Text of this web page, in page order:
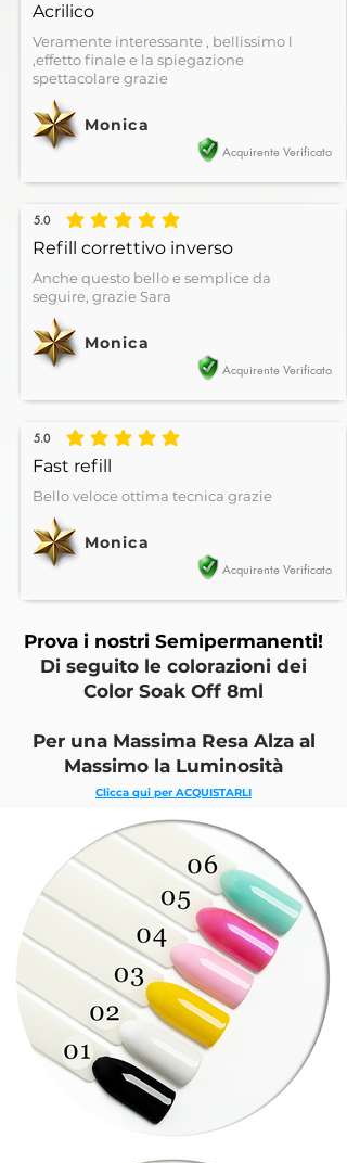
Acrilico
Veramente interessante , bellissimo l
,effetto finale e la spiegazione
spettacolare grazie
Monica
Acquirente Verificato
5.0
la valutazione media è 5 su 5
Refill correttivo inverso
Anche questo bello e semplice da
seguire, grazie Sara
Monica
Acquirente Verificato
5.0
la valutazione media è 5 su 5
Fast refill
Bello veloce ottima tecnica grazie
Monica
Acquirente Verificato
Prova i nostri Semipermanenti!
Di seguito le colorazioni dei
Color Soak Off 8ml
Per una Massima Resa Alza al
Massimo la Luminosità
Clicca qui per ACQUISTARLI